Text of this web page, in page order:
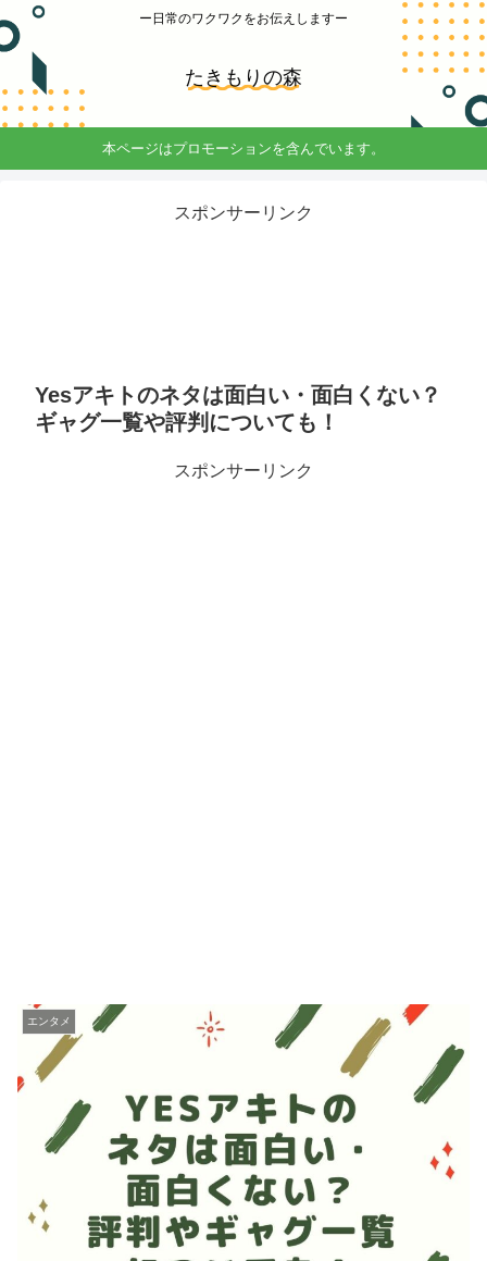
ー日常のワクワクをお伝えしますー
たきもりの森
本ページはプロモーションを含んでいます。
スポンサーリンク
Yesアキトのネタは面白い・面白くない？
ギャグ一覧や評判についても！
スポンサーリンク
エンタメ